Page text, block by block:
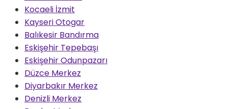
Kocaeli İzmit
Kayseri Otogar
Balıkesir Bandırma
Eskişehir Tepebaşı
Eskişehir Odunpazarı
Düzce Merkez
Diyarbakır Merkez
Denizli Merkez